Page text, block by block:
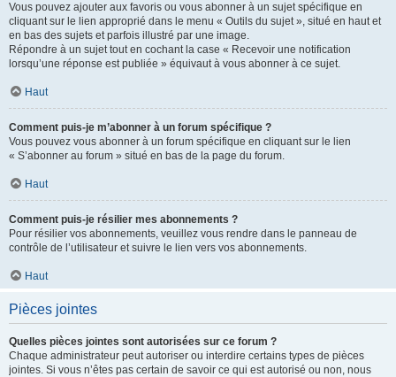
Vous pouvez ajouter aux favoris ou vous abonner à un sujet spécifique en
cliquant sur le lien approprié dans le menu « Outils du sujet », situé en haut et
en bas des sujets et parfois illustré par une image.
Répondre à un sujet tout en cochant la case « Recevoir une notification
lorsqu’une réponse est publiée » équivaut à vous abonner à ce sujet.
Haut
Comment puis-je m’abonner à un forum spécifique ?
Vous pouvez vous abonner à un forum spécifique en cliquant sur le lien
« S’abonner au forum » situé en bas de la page du forum.
Haut
Comment puis-je résilier mes abonnements ?
Pour résilier vos abonnements, veuillez vous rendre dans le panneau de
contrôle de l’utilisateur et suivre le lien vers vos abonnements.
Haut
Pièces jointes
Quelles pièces jointes sont autorisées sur ce forum ?
Chaque administrateur peut autoriser ou interdire certains types de pièces
jointes. Si vous n’êtes pas certain de savoir ce qui est autorisé ou non, nous